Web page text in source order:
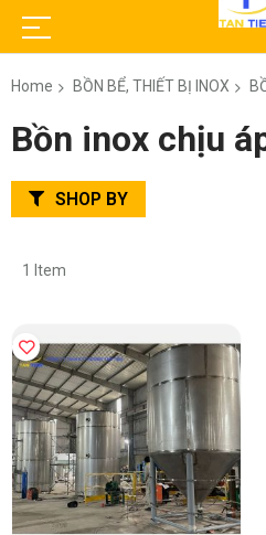
Home BỒN BỂ, THIẾT BỊ INOX
Bồn inox chịu
SHOP BY
1 Item